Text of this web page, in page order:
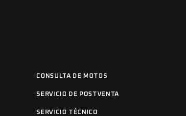
CONSULTA DE MOTOS
SERVICIO DE POSTVENTA
SERVICIO TÉCNICO